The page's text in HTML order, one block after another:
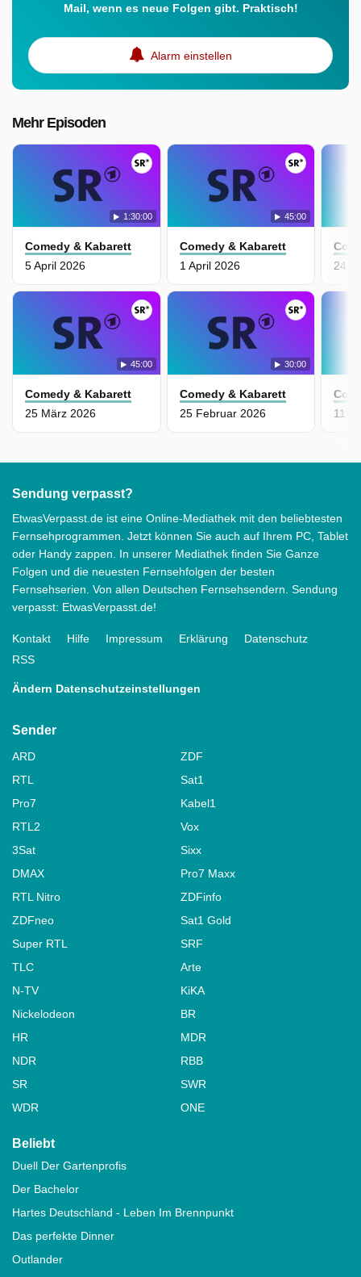
Mail, wenn es neue Folgen gibt. Praktisch!
Alarm einstellen
Mehr Episoden
1:30:00
Comedy & Kabarett
5 April 2026
45:00
Comedy & Kabarett
1 April 2026
45:00
Comedy & Kabarett
25 März 2026
30:00
Comedy & Kabarett
25 Februar 2026
24
11
Sendung verpasst?
EtwasVerpasst.de ist eine Online-Mediathek mit den beliebtesten
Fernsehprogrammen. Jetzt können Sie auch auf Ihrem PC, Tablet
oder Handy zappen. In unserer Mediathek finden Sie Ganze
Folgen und die neuesten Fernsehfolgen der besten
Fernsehserien. Von allen Deutschen Fernsehsendern. Sendung
verpasst: EtwasVerpasst.de!
Kontakt Hilfe Impressum Erklärung
Datenschutz
RSS
Ändern Datenschutzeinstellungen
Sender
ARD
ZDF
RTL
Sat1
Pro7
Kabel1
RTL2
Vox
3Sat
Sixx
DMAX
Pro7 Maxx
RTL Nitro
ZDFinfo
ZDFneo
Sat1 Gold
Super RTL
SRF
TLC
Arte
N-TV
KiKA
Nickelodeon
BR
HR
MDR
NDR
RBB
SR
SWR
WDR
ONE
Beliebt
Duell Der Gartenprofis
Der Bachelor
Hartes Deutschland - Leben Im Brennpunkt
Das perfekte Dinner
Outlander